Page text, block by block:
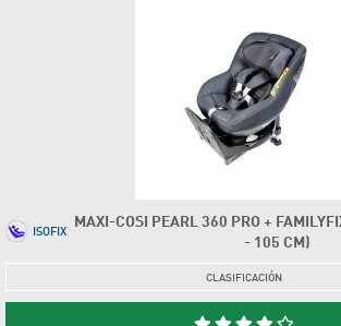
MAXI-COSI PEARL 360 PRO +
- 105 CM)
ISOFIX
CLASIFICACIÓN